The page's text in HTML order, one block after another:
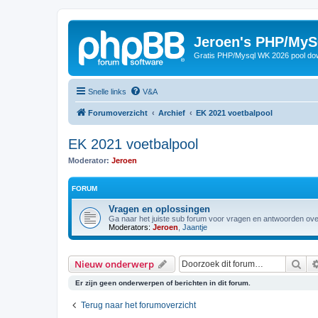
Jeroen's PHP/
Gratis PHP/Mysql WK 2026 pool
Snelle links V&A
Forumoverzicht Archief EK 2021 voetbalpool
EK 2021 voetbalpool
Moderator: Jeroen
FORUM
Vragen en oplossingen
Ga naar het juiste sub forum voor vragen en antwoorden
Moderators: Jeroen Jaantje
Nieuw onderwerp
Er zijn geen onderwerpen of berichten in dit forum.
Terug naar het forumoverzicht